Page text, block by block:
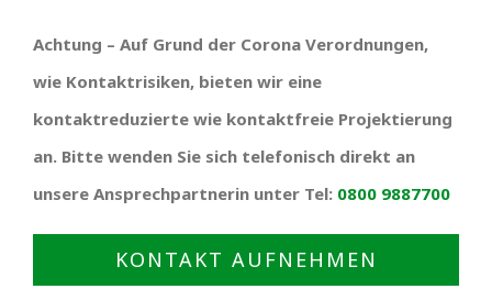
Achtung – Auf Grund der Corona Verordnungen,
wie Kontaktrisiken, bieten wir eine
kontaktreduzierte wie kontaktfreie Projektierung
an. Bitte wenden Sie sich telefonisch direkt an
unsere Ansprechpartnerin unter Tel: 0800 9887700
KONTAKT AUFNEHMEN